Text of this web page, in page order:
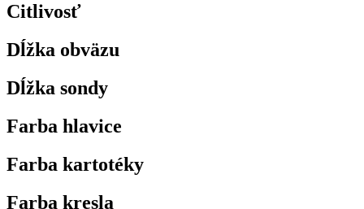
Citlivosť
Dĺžka obväzu
Dĺžka sondy
Farba hlavice
Farba kartotéky
Farba kresla